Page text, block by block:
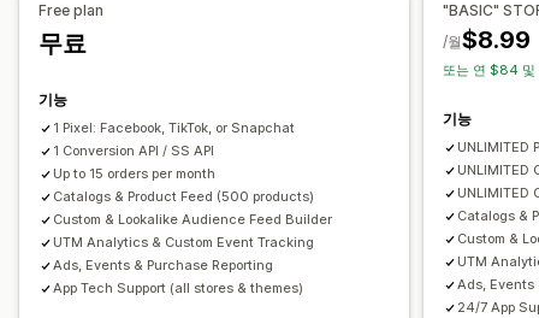
실적 분석
A/B 테스트
ROI 분석 클릭률
노출 횟수
UTM 기여
퍼널 분석
분석 대시보드
알림
Free plan
무료
기능
1 Pixel: Facebook, TikTok, or Snapchat
1 Conversion API / SS API
Up to 15 orders per month
Catalogs & Product Feed (500 products)
Custom & Lookalike Audience Feed Builder
UTM Analytics & Custom Event Tracking
Ads, Events & Purchase Reporting
App Tech Support (all stores & themes)
"BASIC"
$8.99
/월
또는 연 $84 및
기능
UNLIMITED
UNLIMITED
UNLIMITED
Catalogs &
Custom &
UTM
Ads, Events
24/7 App